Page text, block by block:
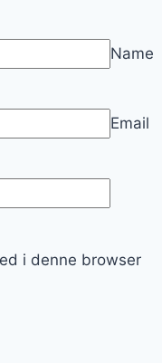
Name
Email
i denne browser